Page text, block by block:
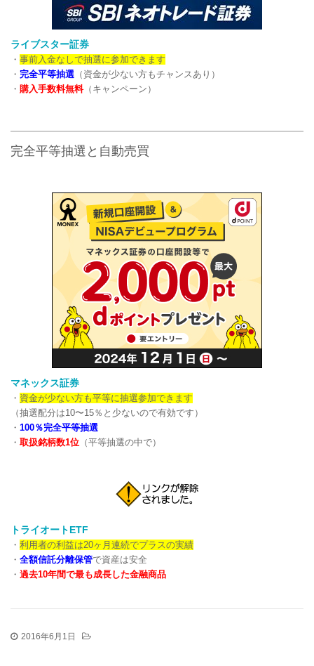
ライブスター証券
・ 事前入金なしで抽選に参加できます
・ 完全平等抽選 （資金が少ない方もチャンスあり）
・ 購入手数料無料（キャンペーン）
完全平等抽選と自動売買
マネックス証券
・ 資金が少ない方も平等に抽選参加できます
（抽選配分は10〜15％と少ないので有効です）
・ 100％完全平等抽選
・ 取扱銘柄数1位 （平等抽選の中で）
トライオートETF
・ 利用者の利益は20ヶ月連続でプラスの実績
・ 全額信託分離保管で資産は安全
・ 過去10年間で最も成長した金融商品
2016年6月1日